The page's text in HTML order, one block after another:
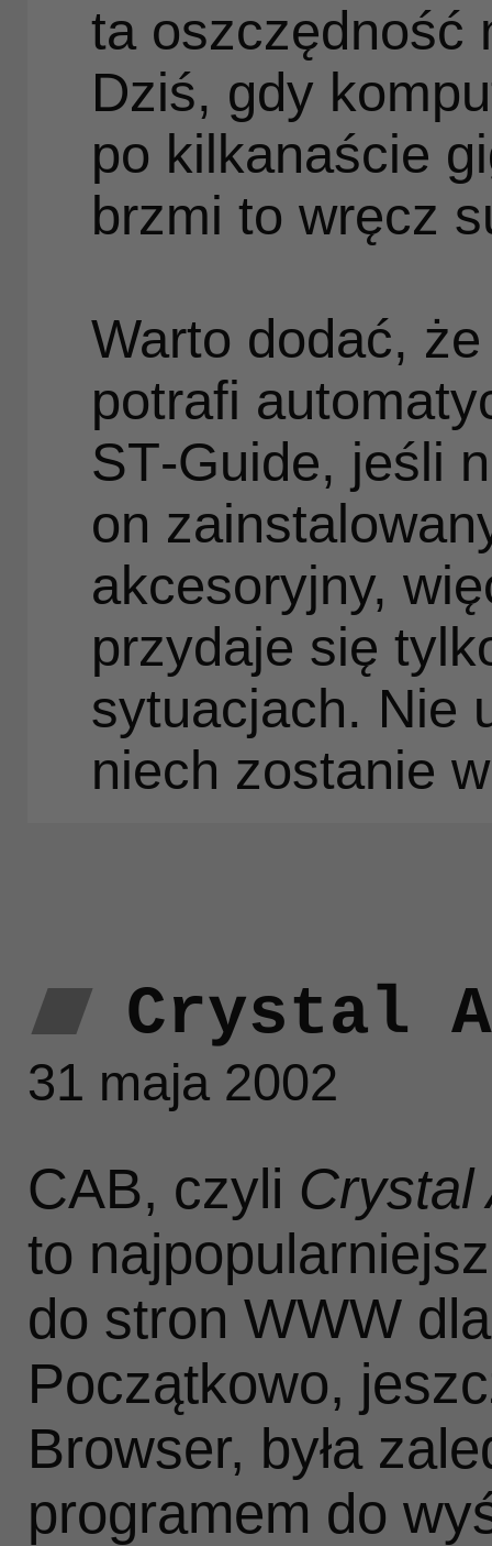
ta oszczędność
Dziś, gdy
po kilkanaście
brzmi to wręcz
Warto dodać,
potrafi
ST‑Guide, jeśli
on
akcesoryjny,
przydaje się
sytuacjach. Nie
niech zostanie
Crystal
31 maja 2002
CAB, czyli Crystal
to
do stron WWW
Początkowo,
Browser, była
programem do